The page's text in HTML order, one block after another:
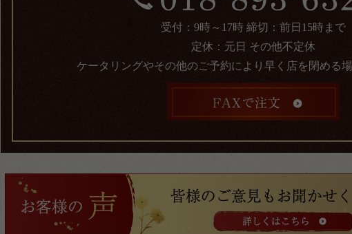
受付：9時～17時 締切：前日15時まで
定休：元日 その他不定休
ケータリングやその他のご予約により早く店を閉める場